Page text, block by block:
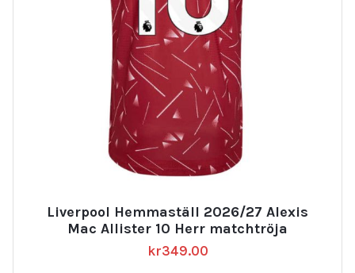
Liverpool Hemmaställ 2026/27 Alexis
Mac Allister 10 Herr matchtröja
kr349.00